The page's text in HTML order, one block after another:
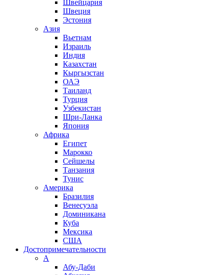
Швейцария
Швеция
Эстония
Азия
Вьетнам
Израиль
Индия
Казахстан
Кыргызстан
ОАЭ
Таиланд
Турция
Узбекистан
Шри-Ланка
Япония
Африка
Египет
Марокко
Сейшелы
Танзания
Тунис
Америка
Бразилия
Венесуэла
Доминикана
Куба
Мексика
США
Достопримечательности
А
Абу-Даби